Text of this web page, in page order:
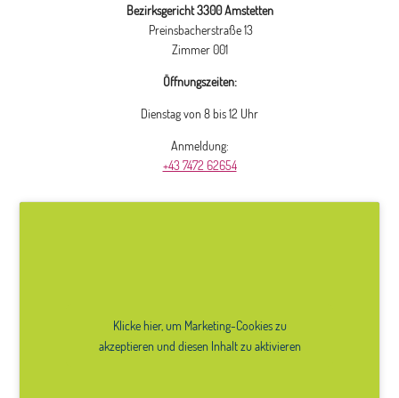
Bezirksgericht 3300 Amstetten
Preinsbacherstraße 13
Zimmer 001
Öffnungszeiten:
Dienstag von 8 bis 12 Uhr
Anmeldung:
+43 7472 62654
Klicke hier, um Marketing-Cookies zu
akzeptieren und diesen Inhalt zu aktivieren